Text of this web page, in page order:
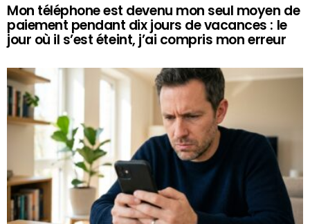
Mon téléphone est devenu mon seul moyen de
paiement pendant dix jours de vacances : le
jour où il s’est éteint, j’ai compris mon erreur